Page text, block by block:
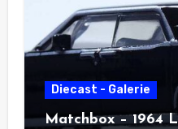
Diecast - Galerie
Matchbox – 1964